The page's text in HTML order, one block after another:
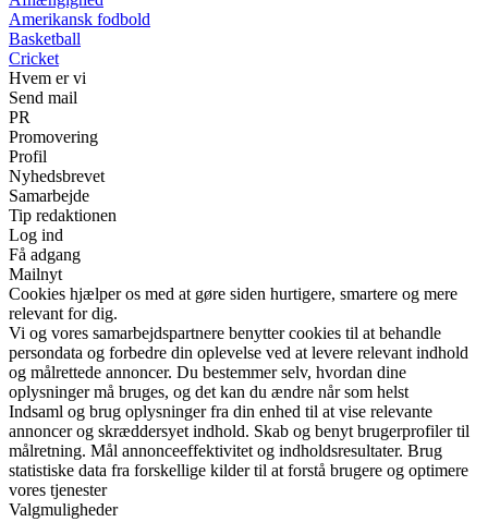
Amerikansk fodbold
Basketball
Cricket
Hvem er vi
Send mail
PR
Promovering
Profil
Nyhedsbrevet
Samarbejde
Tip redaktionen
Log ind
Få adgang
Mailnyt
Cookies hjælper os med at gøre siden hurtigere, smartere og mere
relevant for dig.
Vi og vores samarbejdspartnere benytter cookies til at behandle
persondata og forbedre din oplevelse ved at levere relevant indhold
og målrettede annoncer. Du bestemmer selv, hvordan dine
oplysninger må bruges, og det kan du ændre når som helst
Indsaml og brug oplysninger fra din enhed til at vise relevante
annoncer og skræddersyet indhold. Skab og benyt brugerprofiler til
målretning. Mål annonceeffektivitet og indholdsresultater. Brug
statistiske data fra forskellige kilder til at forstå brugere og optimere
vores tjenester
Valgmuligheder